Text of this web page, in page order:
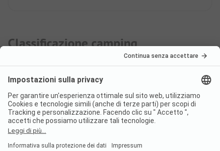
Classificazione camping
Rudi ha visitato questo campeggio per
voi e l’ha classificato secondo le linee
guida dell'ADAC. I nostri ispettori
PiNCAMP sono tutti campeggiatori
esperti e vogliono facilitare la scelta del
campeggio perfetto per gli altri